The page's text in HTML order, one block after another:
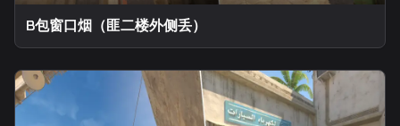
B包窗口烟（匪二楼外侧丢）